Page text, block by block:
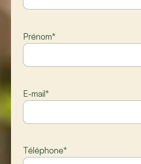
Prénom*
E-mail*
Téléphone*